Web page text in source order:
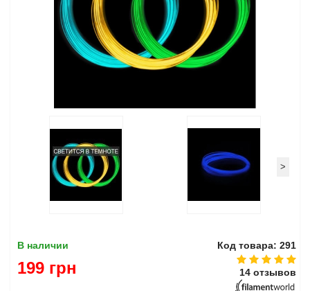
>
В наличии Код товара: 291
14 отзывов
199 грн